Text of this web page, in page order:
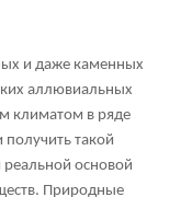
и даже каменных
аллювиальных
климатом в ряде
получить такой
основой
Природные